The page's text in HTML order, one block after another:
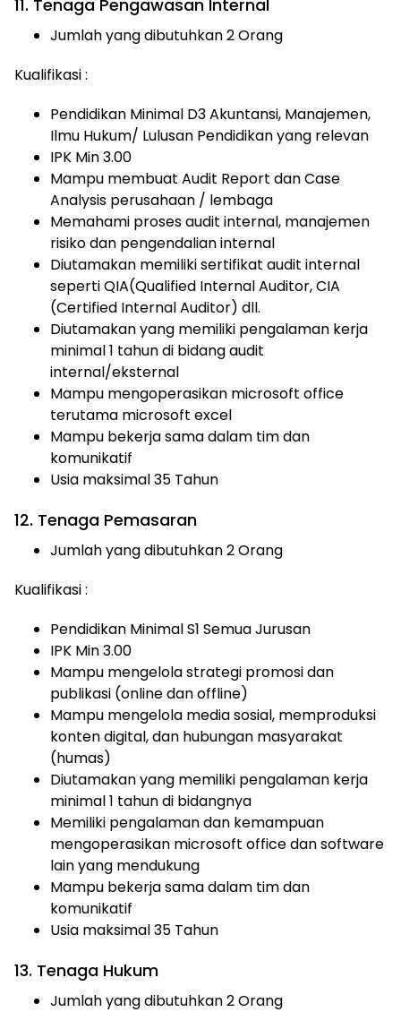
11. Tenaga Pengawasan Internal
Jumlah yang dibutuhkan 2 Orang
Kualifikasi :
Pendidikan Minimal D3 Akuntansi, Manajemen,
Ilmu Hukum/ Lulusan Pendidikan yang relevan
IPK Min 3.00
Mampu membuat Audit Report dan Case
Analysis perusahaan / lembaga
Memahami proses audit internal, manajemen
risiko dan pengendalian internal
Diutamakan memiliki sertifikat audit internal
seperti QIA(Qualified Internal Auditor, CIA
(Certified Internal Auditor) dll.
Diutamakan yang memiliki pengalaman kerja
minimal 1 tahun di bidang audit
internal/eksternal
Mampu mengoperasikan microsoft office
terutama microsoft excel
Mampu bekerja sama dalam tim dan
komunikatif
Usia maksimal 35 Tahun
12. Tenaga Pemasaran
Jumlah yang dibutuhkan 2 Orang
Kualifikasi :
Pendidikan Minimal S1 Semua Jurusan
IPK Min 3.00
Mampu mengelola strategi promosi dan
publikasi (online dan offline)
Mampu mengelola media sosial, memproduksi
konten digital, dan hubungan masyarakat
(humas)
Diutamakan yang memiliki pengalaman kerja
minimal 1 tahun di bidangnya
Memiliki pengalaman dan kemampuan
mengoperasikan microsoft office dan software
lain yang mendukung
Mampu bekerja sama dalam tim dan
komunikatif
Usia maksimal 35 Tahun
13. Tenaga Hukum
Jumlah yang dibutuhkan 2 Orang